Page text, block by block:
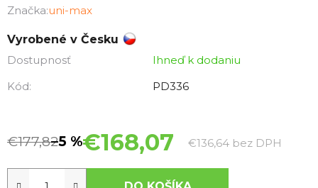
produktu
0,0
z
5
Značka:uni-max
Vyrobené v Česku
Dostupnosť
Ihneď k dodaniu
Kód:
PD336
€177,82–5 %€168,07 €136,64 bez DPH